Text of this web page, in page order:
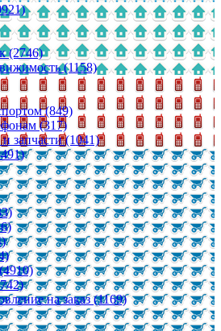
(2746)
(1158)
(849)
(317)
запчасти (1041)
на заказ (1169)